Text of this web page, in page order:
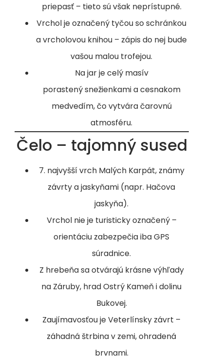
priepasť – tieto sú však neprístupné.
Vrchol je označený tyčou so schránkou
a vrcholovou knihou – zápis do nej bude
vašou malou trofejou.
Na jar je celý masív
porastený snežienkami a cesnakom
medvedím, čo vytvára čarovnú
atmosféru.
Čelo – tajomný sused
7. najvyšší vrch Malých Karpát, známy
závrty a jaskyňami (napr. Hačova
jaskyňa).
Vrchol nie je turisticky označený –
orientáciu zabezpečia iba GPS
súradnice.
Z hrebeňa sa otvárajú krásne výhľady
na Záruby, hrad Ostrý Kameň i dolinu
Bukovej.
Zaujímavosťou je Veterlínsky závrt –
záhadná štrbina v zemi, ohradená
brvnami.